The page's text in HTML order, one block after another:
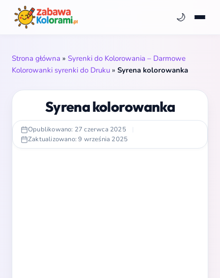
🌙
Strona główna » Syrenki do Kolorowania – Darmowe
Kolorowanki syrenki do Druku » Syrena kolorowanka
Syrena kolorowanka
Opublikowano: 27 czerwca 2025
|
Zaktualizowano: 9 września 2025